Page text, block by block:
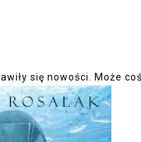
się nowości. Może